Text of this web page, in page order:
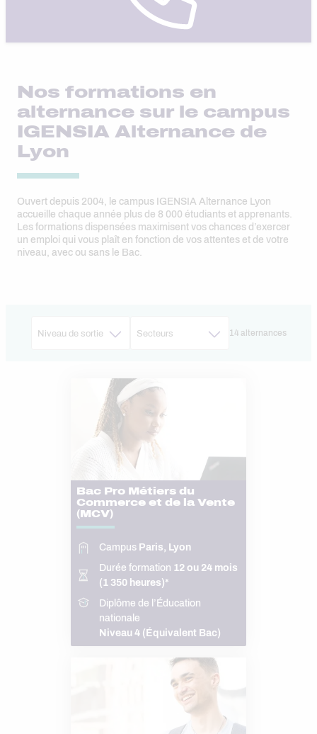
Nos formations en
alternance sur le campus
IGENSIA Alternance de
Lyon
Ouvert depuis 2004, le campus IGENSIA Alternance Lyon
accueille chaque année plus de 8 000 étudiants et apprenants.
Les formations dispensées maximisent vos chances d’exercer
un emploi qui vous plaît en fonction de vos attentes et de votre
niveau, avec ou sans le Bac.
14 alternances
Bac Pro Métiers du
Commerce et de la Vente
(MCV)
Campus Paris, Lyon
Durée formation 12 ou 24 mois
(1 350 heures)*
Diplôme de l’Éducation
nationale
Niveau 4 (Équivalent Bac)